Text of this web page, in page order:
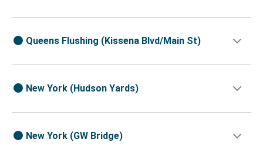
Queens Flushing (Kissena Blvd/Main St)
New York (Hudson Yards)
New York (GW Bridge)